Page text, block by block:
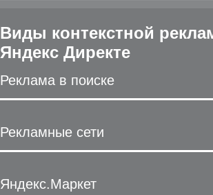
Виды контекстной
Яндекс Директе
Реклама в поиске
Рекламные сети
Яндекс.Маркет